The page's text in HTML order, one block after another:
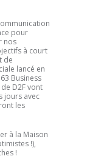
pour
nos
à court
de
lancé en
Business
D2F vont
jours avec
les
à la Maison
!),
!